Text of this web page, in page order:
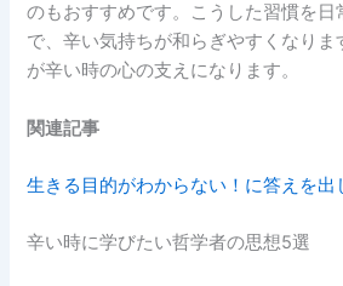
のもおすすめです。こうした習慣を日
で、辛い気持ちが和らぎやすくなりま
が辛い時の心の支えになります。
関連記事
生きる目的がわからない！に答えを
辛い時に学びたい哲学者の思想5選